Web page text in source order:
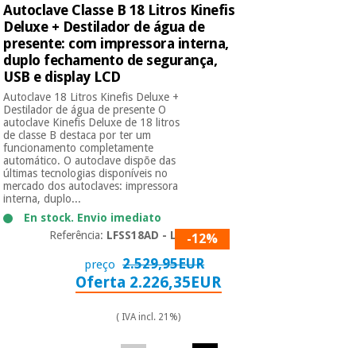
Autoclave Classe B 18 Litros Kinefis
Deluxe + Destilador de água de
presente: com impressora interna,
duplo fechamento de segurança,
USB e display LCD
Autoclave 18 Litros Kinefis Deluxe +
Destilador de água de presente O
autoclave Kinefis Deluxe de 18 litros
de classe B destaca por ter um
funcionamento completamente
automático. O autoclave dispõe das
últimas tecnologias disponíveis no
mercado dos autoclaves: impressora
interna, duplo...
En stock. Envio imediato
Referência: LFSS18AD - LCD-12%
preço 2.529,95EUR
Oferta 2.226,35EUR
( IVA incl. 21%)